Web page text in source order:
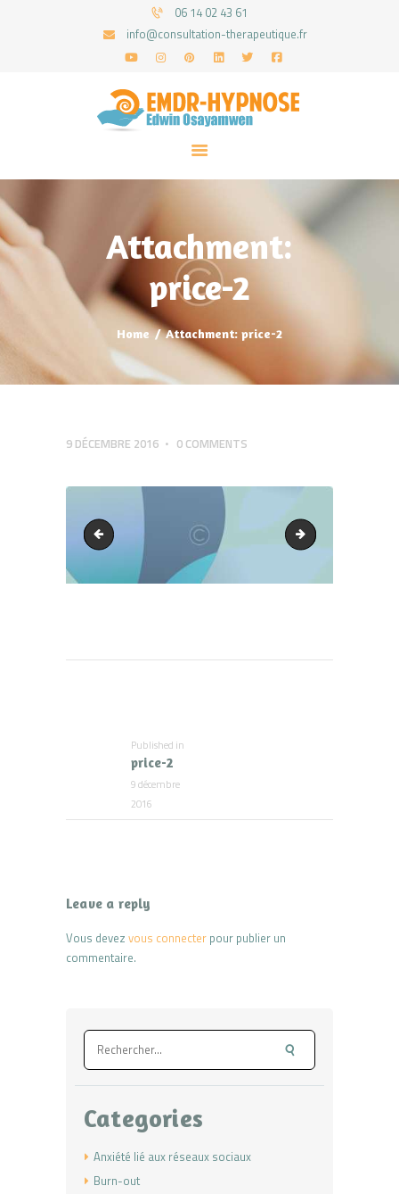
06 14 02 43 61
info@consultation-therapeutique.fr
Attachment:
price-2
Home Attachment: price-2
ACCUEIL
MON APPROCHE
ARTICLES
CONSULTATIONS
PRENEZ UN RDV
9 DÉCEMBRE 2016 0 COMMENTS
price1 price-3
Published in
price-2
9 décembre
2016
Leave a reply
Vous devez vous connecter pour publier un
commentaire.
Rechercher :
Categories
Anxiété lié aux réseaux sociaux
Burn-out